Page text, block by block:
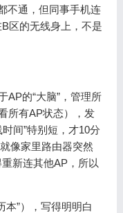
不通，但同事手机连
区的无线身上，不是
AP的“大脑”，管理所
所有AP状态），发
间”特别短，才10分
像家里路由器突然
新连其他AP，所以
本”），写得明明白